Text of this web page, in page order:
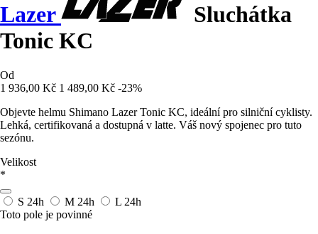
Lazer
Sluchátka
Tonic KC
Od
1 936,00 Kč 1 489,00 Kč -23%
Objevte helmu Shimano Lazer Tonic KC, ideální pro silniční cyklisty.
Lehká, certifikovaná a dostupná v latte. Váš nový spojenec pro tuto
sezónu.
Velikost
*
S 24h M 24h L 24h
Toto pole je povinné